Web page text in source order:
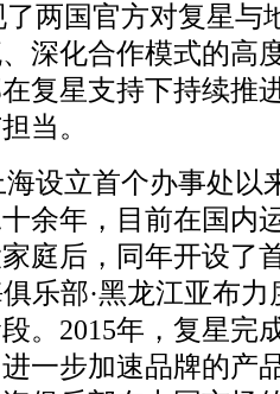
两国官方对复星与
深化合作模式的高
复星支持下持续推
当。
海设立首个办事处以
余年，目前在国内
家庭后，同年开设
乐部·黑龙江亚布
。2015年，复星完
一步加速品牌的产